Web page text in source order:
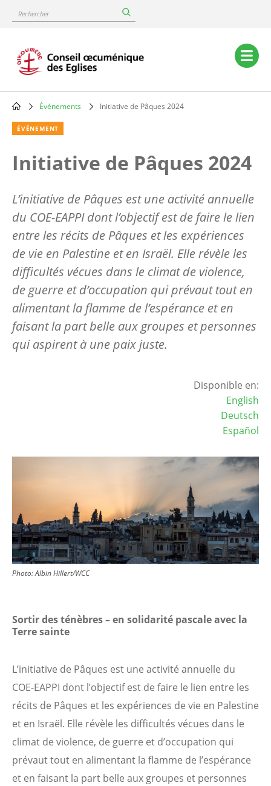
content
Rechercher
Main
navigation
Breadcrumb
Événements Initiative de Pâques 2024
ÉVÉNEMENT
Initiative de Pâques 2024
L’initiative de Pâques est une activité annuelle
du COE-EAPPI dont l’objectif est de faire le lien
entre les récits de Pâques et les expériences
de vie en Palestine et en Israël. Elle révèle les
difficultés vécues dans le climat de violence,
de guerre et d’occupation qui prévaut tout en
alimentant la flamme de l’espérance et en
faisant la part belle aux groupes et personnes
qui aspirent à une paix juste.
Disponible en:
English
Deutsch
Español
Photo:Albin Hillert/WCC
Sortir des ténèbres – en solidarité pascale avec la
Terre sainte
L’initiative de Pâques est une activité annuelle du
COE-EAPPI dont l’objectif est de faire le lien entre les
récits de Pâques et les expériences de vie en Palestine
et en Israël. Elle révèle les difficultés vécues dans le
climat de violence, de guerre et d’occupation qui
prévaut tout en alimentant la flamme de l’espérance
et en faisant la part belle aux groupes et personnes